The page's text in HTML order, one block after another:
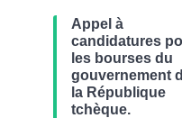
Appel à
candidatures
les bourses du
gouvernement
la République
tchèque.